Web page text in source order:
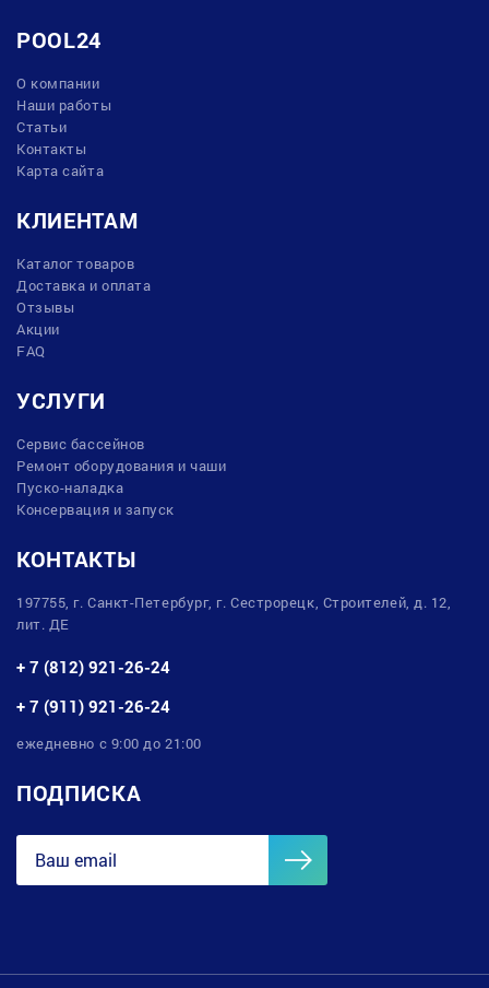
POOL24
О компании
Наши работы
Статьи
Контакты
Карта сайта
КЛИЕНТАМ
Каталог товаров
Доставка и оплата
Отзывы
Акции
FAQ
УСЛУГИ
Сервис бассейнов
Ремонт оборудования и чаши
Пуско-наладка
Консервация и запуск
КОНТАКТЫ
197755, г. Санкт-Петербург, г. Сестрорецк, Строителей, д. 12,
лит. ДЕ
+ 7 (812) 921-26-24
+ 7 (911) 921-26-24
ежедневно с 9:00 до 21:00
ПОДПИСКА